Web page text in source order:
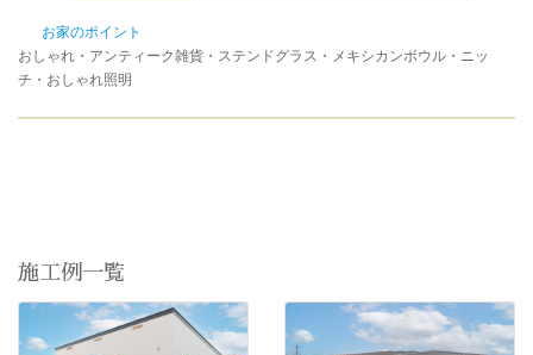
お家のポイント
おしゃれ・アンティーク雑貨・ステンドグラス・メキシカンボウル・ニッ
チ・おしゃれ照明
施工例一覧